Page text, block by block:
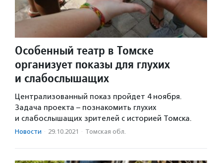
Особенный театр в Томске
организует показы для глухих
и слабослышащих
Централизованный показ пройдет 4 ноября.
Задача проекта – познакомить глухих
и слабослышащих зрителей с историей Томска.
Новости · 29.10.2021 · Томская обл.